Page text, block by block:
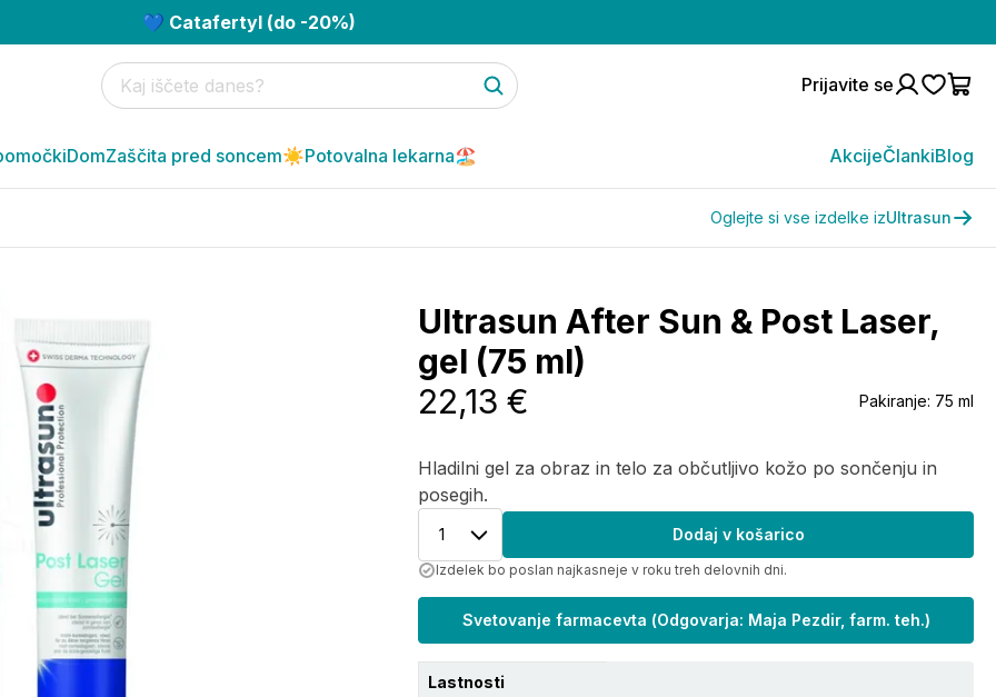
💙 Catafertyl (do -20%)
Prijavite se
DomZaščita pred soncem☀️Potovalna lekarna🏖️ AkcijeČlankiBlog
Oglejte si vse izdelke izUltrasun
Ultrasun After Sun & Post Laser,
gel (75 ml)
Hladilni gel za obraz in telo za občutljivo kožo po sončenju in
posegih.
22,13 € Pakiranje: 75 ml
1 Dodaj v košarico
Izdelek bo poslan najkasneje v roku treh delovnih dni.
Svetovanje farmacevta (Odgovarja: Maja Pezdir, farm. teh.)
Lastnosti